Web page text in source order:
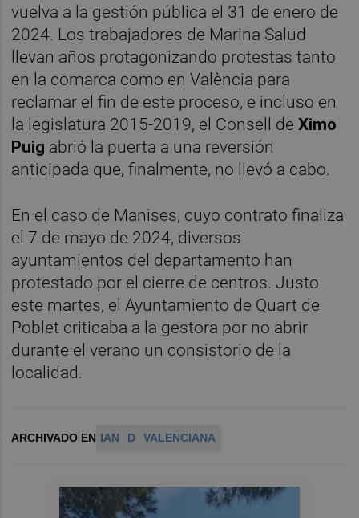
vuelva a la gestión pública el 31 de enero de
2024. Los trabajadores de Marina Salud
llevan años protagonizando protestas tanto
en la comarca como en València para
reclamar el fin de este proceso, e incluso en
la legislatura 2015-2019, el Consell deXimo
Puig abrió la puerta a una reversión
anticipada que, finalmente, no llevó a cabo.
En el caso de Manises, cuyo contrato finaliza
el 7 de mayo de 2024, diversos
ayuntamientos del departamento han
protestado por el cierre de centros. Justo
este martes, el Ayuntamiento de Quart de
Poblet criticaba a la gestora por no abrir
durante el verano un consistorio de la
localidad.
ARCHIVADO EN IAN D VALENCIANA